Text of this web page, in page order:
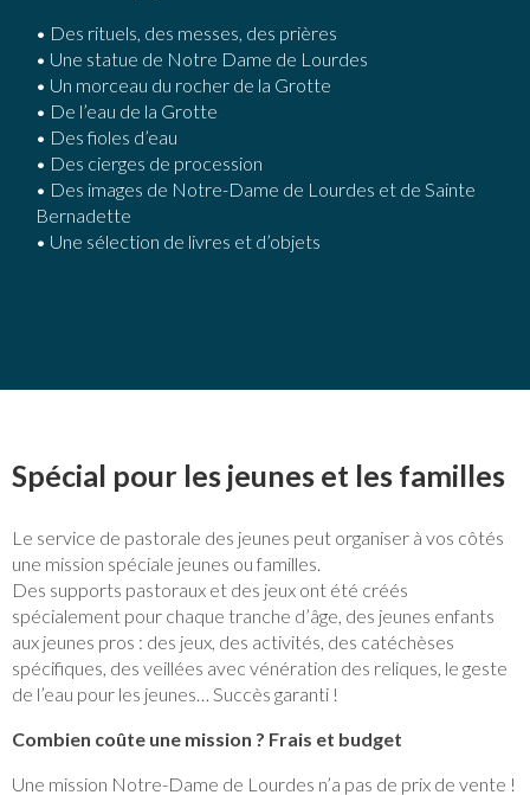
• Des rituels, des messes, des prières
• Une statue de Notre Dame de Lourdes
• Un morceau du rocher de la Grotte
• De l’eau de la Grotte
• Des fioles d’eau
• Des cierges de procession
• Des images de Notre-Dame de Lourdes et de Sainte
Bernadette
• Une sélection de livres et d’objets
Spécial pour les jeunes et les familles
Le service de pastorale des jeunes peut organiser à vos côtés
une mission spéciale jeunes ou familles.
Des supports pastoraux et des jeux ont été créés
spécialement pour chaque tranche d’âge, des jeunes enfants
aux jeunes pros : des jeux, des activités, des catéchèses
spécifiques, des veillées avec vénération des reliques, le geste
de l’eau pour les jeunes… Succès garanti !
Combien coûte une mission ? Frais et budget
Une mission Notre-Dame de Lourdes n’a pas de prix de vente !